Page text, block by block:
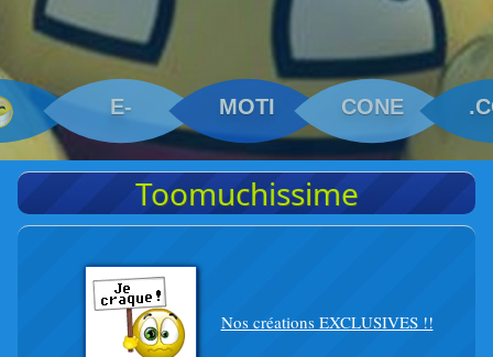
E- MOTI CONE
Toomuchissime
Nos créations EXCLUSIVES !!